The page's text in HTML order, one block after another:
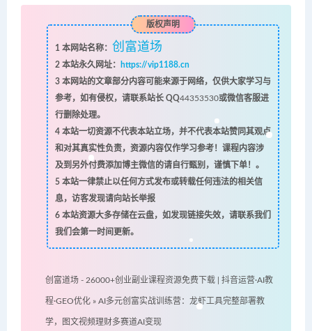
版权声明
1 本网站名称： 创富道场
2本站永久网址：
https://vip1188.cn
3本网站的文章部分内容可能来源于网络，仅供大家学习与
参考，如有侵权，请联系站长 QQ44353530或微信客服进
行删除处理。
4本站一切资源不代表本站立场，并不代表本站赞同其观点
和对其真实性负责，资源内容仅作学习参考！课程内容涉
及到另外付费添加博主微信的请自行甄别，谨慎下单！。
5本站一律禁止以任何方式发布或转载任何违法的相关信
息，访客发现请向站长举报
6本站资源大多存储在云盘，如发现链接失效，请联系我们
我们会第一时间更新。
创富道场 - 26000+创业副业课程资源免费下载 | 抖音运营·AI教
程·GEO优化 » AI多元创富实战训练营：龙虾工具完整部署教
学，图文视频理财多赛道AI变现